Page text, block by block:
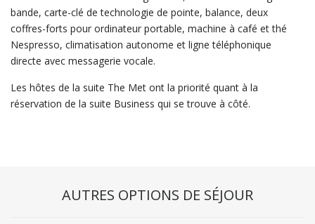
bande, carte-clé de technologie de pointe, balance, deux
coffres-forts pour ordinateur portable, machine à café et thé
Nespresso, climatisation autonome et ligne téléphonique
directe avec messagerie vocale.
Les hôtes de la suite The Met ont la priorité quant à la
réservation de la suite Business qui se trouve à côté.
AUTRES OPTIONS DE SÉJOUR